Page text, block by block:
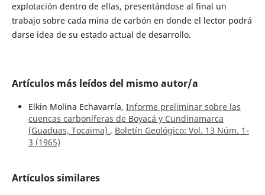
explotación dentro de ellas, presentándose al final un
trabajo sobre cada mina de carbón en donde el lector podrá
darse idea de su estado actual de desarrollo.
Artículos más leídos del mismo autor/a
Elkin Molina Echavarría, Informe preliminar sobre las
cuencas carboníferas de Boyacá y Cundinamarca
(Guaduas, Tocaima) , Boletín Geológico: Vol. 13 Núm. 1-
3 (1965)
Artículos similares